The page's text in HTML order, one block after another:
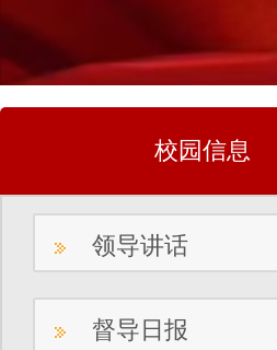
校园信息
领导讲话
督导日报